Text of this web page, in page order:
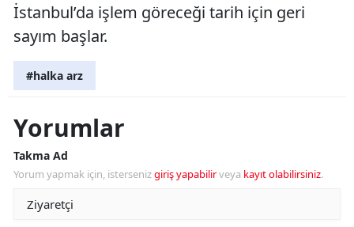
İstanbul’da işlem göreceği tarih için geri
sayım başlar.
#halka arz
Yorumlar
Takma Ad
Yorum yapmak için, istersenizgiriş yapabilirveya kayıt olabilirsiniz.